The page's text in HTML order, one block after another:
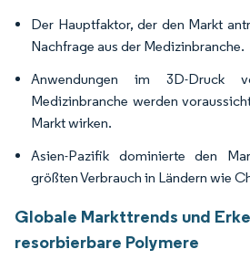
Der Hauptfaktor, der den Markt
Nachfrage aus der Medizinbranche.
Anwendungen im 3D-Druck
Medizinbranche werden
Markt wirken.
Asien-Pazifik dominierte den
größten Verbrauch in Ländern wie
Globale Markttrends und
resorbierbare Polymere